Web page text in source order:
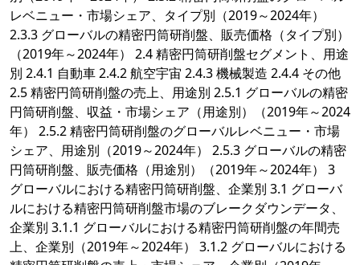
レベニュー・市場シェア、タイプ別（2019～2024年）
2.3.3 グローバルの精密円筒研削盤、販売価格（タイプ別）
（2019年～2024年） 2.4 精密円筒研削盤セグメント、用途
別 2.4.1 自動車 2.4.2 航空宇宙 2.4.3 機械製造 2.4.4 その他
2.5 精密円筒研削盤の売上、用途別 2.5.1 グローバルの精密
円筒研削盤、収益・市場シェア（用途別）（2019年～2024
年） 2.5.2 精密円筒研削盤のグローバルレベニュー・市場
シェア、用途別（2019～2024年） 2.5.3 グローバルの精密
円筒研削盤、販売価格（用途別）（2019年～2024年） 3
グローバルにおける精密円筒研削盤、企業別 3.1 グローバ
ルにおける精密円筒研削盤市場のブレークダウンデータ、
企業別 3.1.1 グローバルにおける精密円筒研削盤の年間売
上、企業別（2019年～2024年） 3.1.2 グローバルにおける